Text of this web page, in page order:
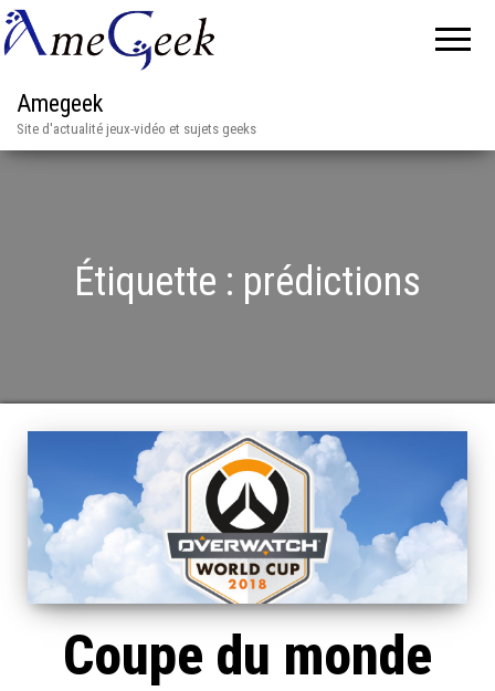
Amegeek
Site d'actualité jeux-vidéo et sujets geeks
Étiquette : prédictions
Coupe du monde